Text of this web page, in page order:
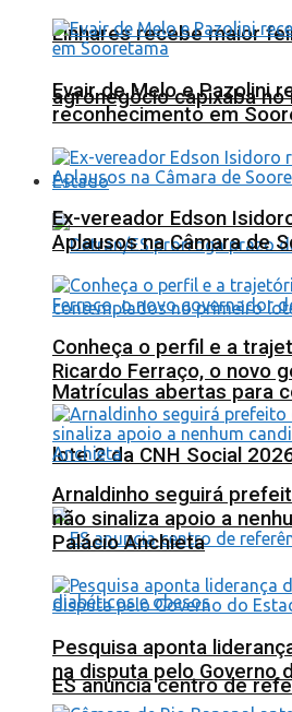
Linhares recebe maior
agronegócio capixaba
Estado
Matrículas abertas para
lote 2 da CNH Social
ES anuncia centro de
Evair de Melo e Pazolini
reconhecimento em
Ex-vereador Edson
Aplausos na Câmara de
Conheça o perfil e a
Ricardo Ferraço, o novo
Arnaldinho seguirá
não sinaliza apoio a
Palácio Anchieta
Pesquisa aponta
na disputa pelo Governo